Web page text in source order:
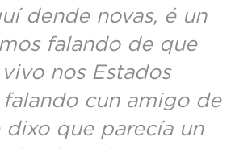
dende novas, é un
falando de que
nos Estados
cun amigo de
que parecía un